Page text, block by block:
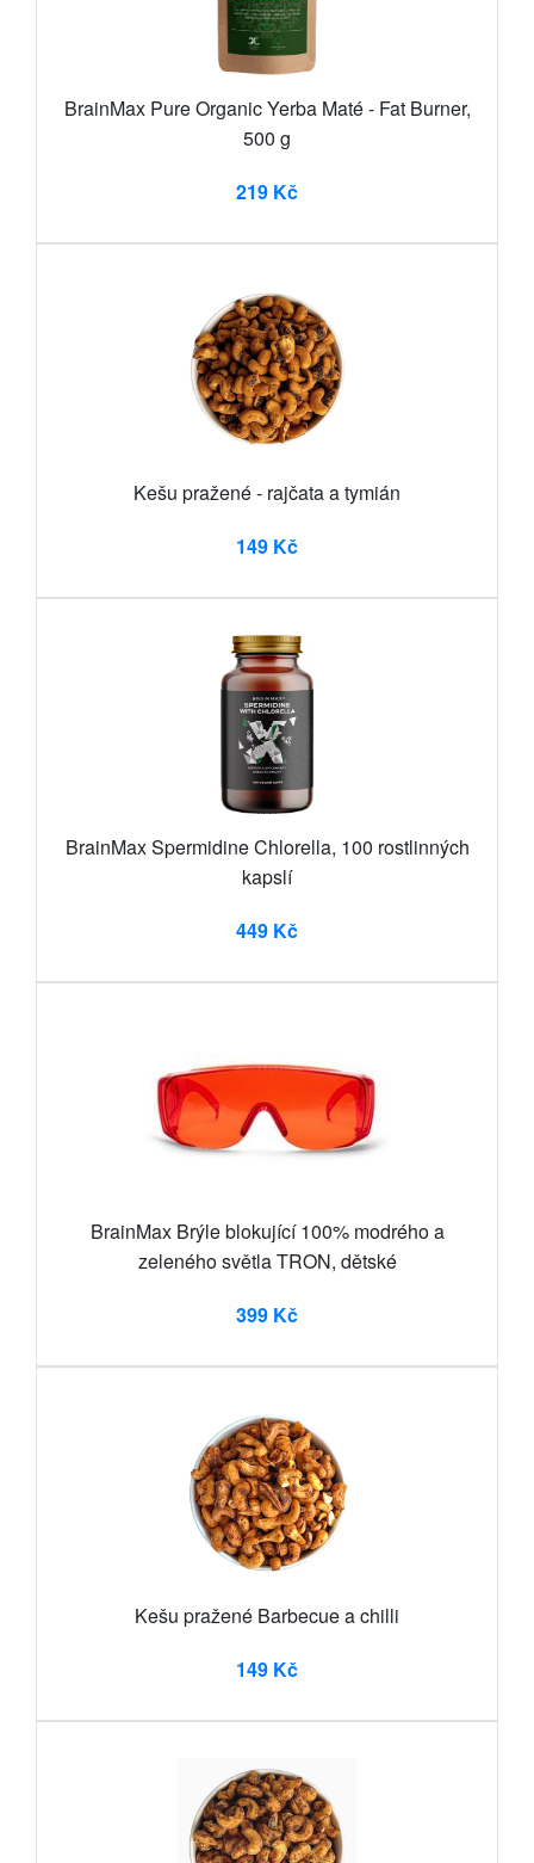
BrainMax Pure Organic Yerba Maté - Fat Burner,
500 g
219 Kč
Kešu pražené - rajčata a tymián
149 Kč
BrainMax Spermidine Chlorella, 100 rostlinných
kapslí
449 Kč
BrainMax Brýle blokující 100% modrého a
zeleného světla TRON, dětské
399 Kč
Kešu pražené Barbecue a chilli
149 Kč